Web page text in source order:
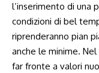
l’inserimento di una
condizioni di bel
riprenderanno pian
anche le minime.
far fronte a valori